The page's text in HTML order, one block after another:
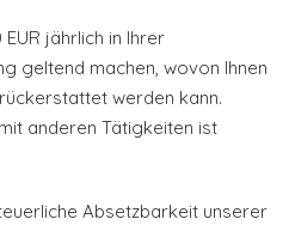
jährlich in Ihrer
geltend machen, wovon Ihnen
werden kann.
anderen Tätigkeiten ist
Absetzbarkeit unserer